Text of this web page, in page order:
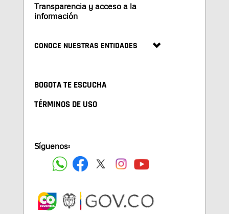
Transparencia y acceso a la
información
CONOCE NUESTRAS ENTIDADES
BOGOTA TE ESCUCHA
TÉRMINOS DE USO
Síguenos: